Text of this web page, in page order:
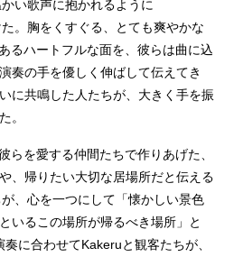
い歌声に抱かれるように
。胸をくすぐる、とても爽やかな
るハートフルな面を、彼らは曲に込
奏の手を優しく伸ばして伝えてき
に共鳴した人たちが、大きく手を振
。
を愛する仲間たちで作りあげた、
、帰りたい大切な居場所だと伝える
、心を一つにして「懐かしい景色
いるこの場所が帰るべき場所」と
奏に合わせてKakeruと観客たちが、